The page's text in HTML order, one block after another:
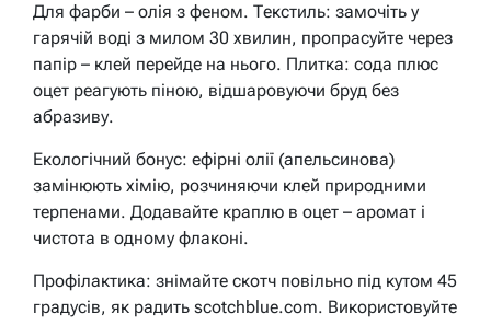
Для фарби – олія з феном. Текстиль: замочіть у
гарячій воді з милом 30 хвилин, пропрасуйте через
папір – клей перейде на нього. Плитка: сода плюс
оцет реагують піною, відшаровуючи бруд без
абразиву.
Екологічний бонус: ефірні олії (апельсинова)
замінюють хімію, розчиняючи клей природними
терпенами. Додавайте краплю в оцет – аромат і
чистота в одному флаконі.
Профілактика: знімайте скотч повільно під кутом 45
градусів, як радить scotchblue.com. Використовуйте